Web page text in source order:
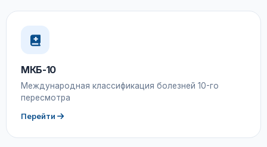
МКБ-10
Международная классификация болезней 10-го
пересмотра
Перейти